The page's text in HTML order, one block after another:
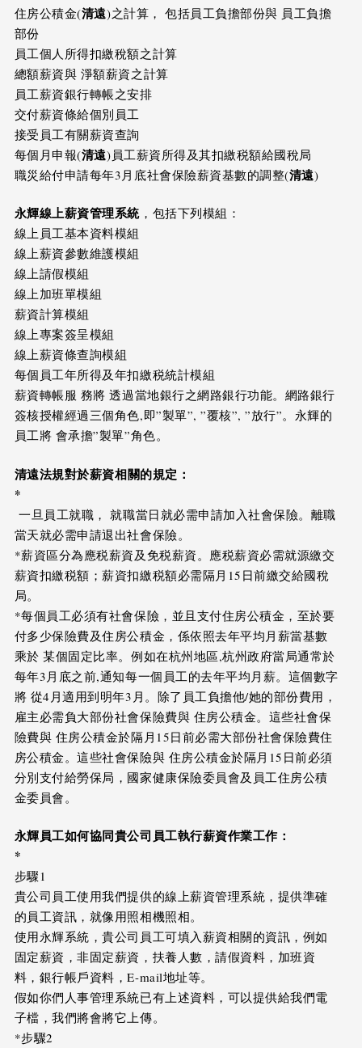
住房公積金(清遠)之計算， 包括員工負擔部份與 員工負擔
部份
員工個人所得扣繳稅額之計算
總額薪資與 淨額薪資之計算
員工薪資銀行轉帳之安排
交付薪資條給個別員工
接受員工有關薪資查詢
每個月申報(清遠)員工薪資所得及其扣繳税額給國稅局
職災給付申請每年3月底社會保險薪資基數的調整(清遠)
永輝線上薪資管理系統 ，包括下列模組：
線上員工基本資料模組
線上薪資參數維護模組
線上請假模組
線上加班單模組
薪資計算模組
線上專案簽呈模組
線上薪資條查詢模組
每個員工年所得及年扣繳税統計模組
薪資轉帳服 務將 透過當地銀行之網路銀行功能。網路銀行
簽核授權經過三個角色,即”製單”, ”覆核”, ”放行”。永輝的
員工將 會承擔”製單”角色。
清遠法規對於薪資相關的規定：
*
一旦員工就職， 就職當日就必需申請加入社會保險。離職
當天就必需申請退出社會保險。
*薪資區分為應税薪資及免税薪資。應税薪資必需就源繳交
薪資扣繳税額；薪資扣繳税額必需隔月15日前繳交給國稅
局。
*每個員工必須有社會保險，並且支付住房公積金，至於要
付多少保險費及住房公積金，係依照去年平均月薪當基數
乘於 某個固定比率。例如在杭州地區,杭州政府當局通常於
每年3月底之前,通知每一個員工的去年平均月薪。這個數字
將 從4月適用到明年3月。除了員工負擔他/她的部份費用，
雇主必需負大部份社會保險費與 住房公積金。這些社會保
險費與 住房公積金於隔月15日前必需大部份社會保險費住
房公積金。這些社會保險與 住房公積金於隔月15日前必須
分別支付給勞保局，國家健康保險委員會及員工住房公積
金委員會。
永輝員工如何協同貴公司員工執行薪資作業工作：
*
步驟1
貴公司員工使用我們提供的線上薪資管理系統，提供準確
的員工資訊，就像用照相機照相。
使用永輝系統，貴公司員工可填入薪資相關的資訊，例如
固定薪資，非固定薪資，扶養人數，請假資料，加班資
料，銀行帳戶資料，E-mail地址等。
假如你們人事管理系統已有上述資料，可以提供給我們電
子檔，我們將會將它上傳。
*步驟2